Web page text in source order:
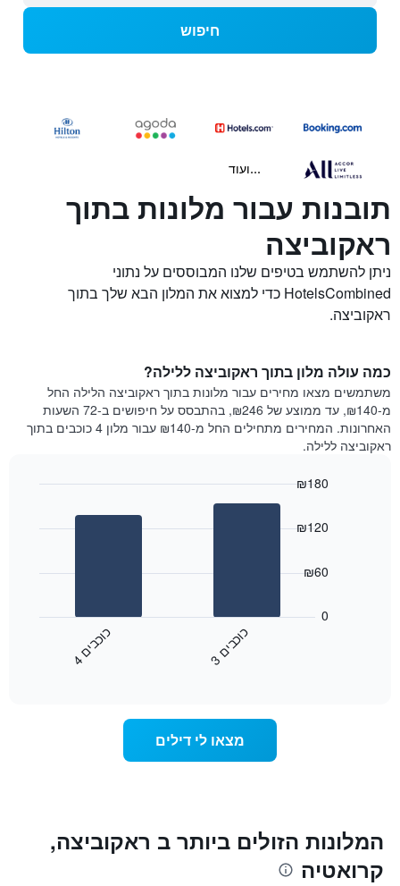
חיפוש
...ועוד
תובנות עבור מלונות בתוך
ראקוביצה
ניתן להשתמש בטיפים שלנו המבוססים על נתוני
HotelsCombined כדי למצוא את המלון הבא שלך בתוך
ראקוביצה.
כמה עולה מלון בתוך ראקוביצה ללילה?
משתמשים מצאו מחירים עבור מלונות בתוך ראקוביצה הלילה החל
מ-₪140, עד ממוצע של ₪246, בהתבסס על חיפושים ב-72 השעות
האחרונות. המחירים מתחילים החל מ-₪140 עבור מלון 4 כוכבים בתוך
ראקוביצה ללילה.
מקובץ
לפי
דירוג
3כו
כ
ב
ים 4כו
כ
ב
ים
0
₪60
₪120
₪180
מצאו לי דילים
המלונות הזולים ביותר ב ראקוביצה,
קרואטיה